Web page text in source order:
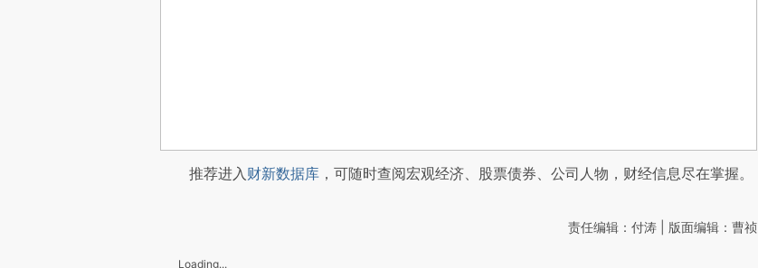
推荐进入财新数据库 ，可随时查阅宏观经济、股票债券、公司人物，财经信息尽在掌握。
责任编辑：付涛 | 版面编辑：曹祯
Loading...